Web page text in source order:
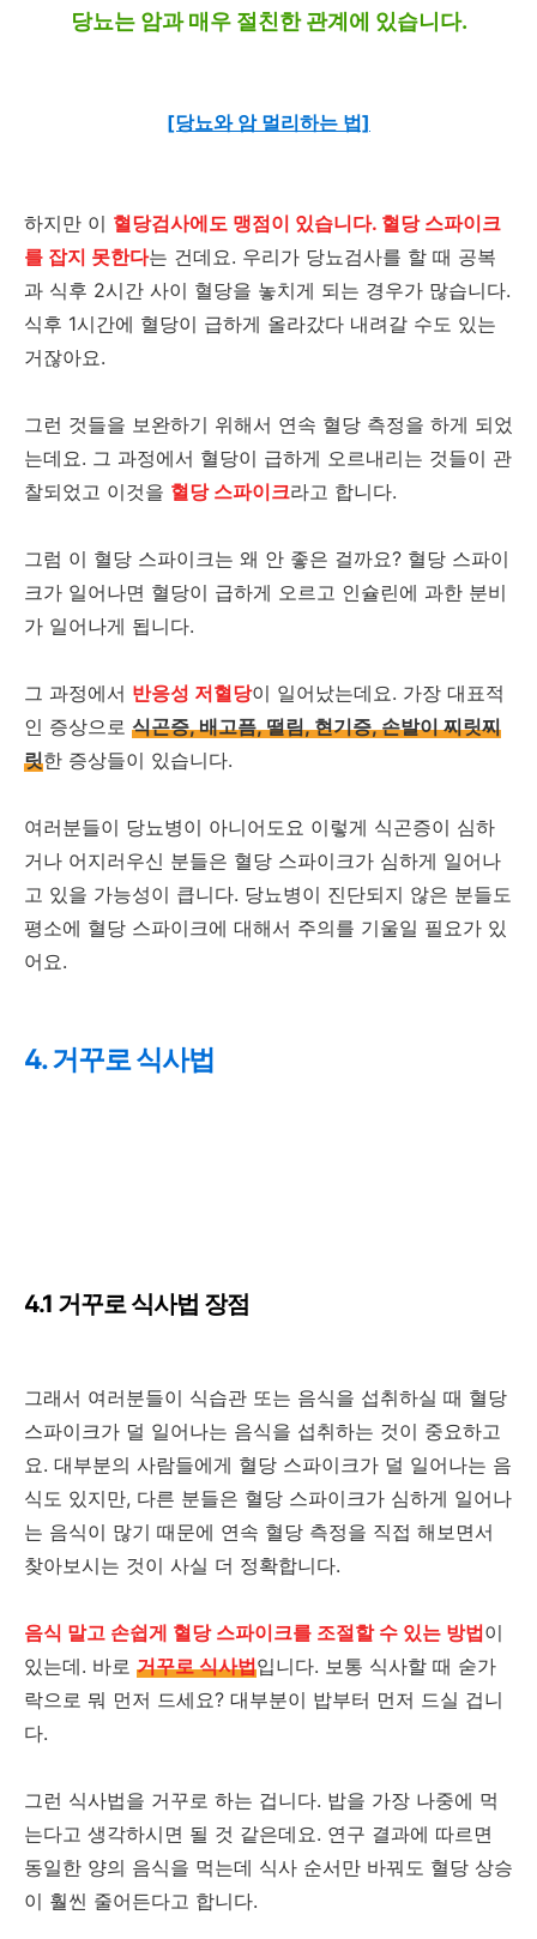
당뇨는 암과 매우 절친한 관계에 있습니다.
[당뇨와 암 멀리하는 법]
하지만 이 혈당검사에도 맹점이 있습니다. 혈당 스파이크
를 잡지 못한다는 건데요. 우리가 당뇨검사를 할 때 공복
과 식후 2시간 사이 혈당을 놓치게 되는 경우가 많습니다.
식후 1시간에 혈당이 급하게 올라갔다 내려갈 수도 있는
거잖아요.
그런 것들을 보완하기 위해서 연속 혈당 측정을 하게 되었
는데요. 그 과정에서 혈당이 급하게 오르내리는 것들이 관
찰되었고 이것을 혈당 스파이크라고 합니다.
그럼 이 혈당 스파이크는 왜 안 좋은 걸까요? 혈당 스파이
크가 일어나면 혈당이 급하게 오르고 인슐린에 과한 분비
가 일어나게 됩니다.
그 과정에서 반응성 저혈당이 일어났는데요. 가장 대표적
인 증상으로 식곤증, 배고픔, 떨림, 현기증, 손발이 찌릿찌
릿한 증상들이 있습니다.
여러분들이 당뇨병이 아니어도요 이렇게 식곤증이 심하
거나 어지러우신 분들은 혈당 스파이크가 심하게 일어나
고 있을 가능성이 큽니다. 당뇨병이 진단되지 않은 분들도
평소에 혈당 스파이크에 대해서 주의를 기울일 필요가 있
어요.
4. 거꾸로 식사법
4.1 거꾸로 식사법 장점
그래서 여러분들이 식습관 또는 음식을 섭취하실 때 혈당
스파이크가 덜 일어나는 음식을 섭취하는 것이 중요하고
요. 대부분의 사람들에게 혈당 스파이크가 덜 일어나는 음
식도 있지만, 다른 분들은 혈당 스파이크가 심하게 일어나
는 음식이 많기 때문에 연속 혈당 측정을 직접 해보면서
찾아보시는 것이 사실 더 정확합니다.
음식 말고 손쉽게 혈당 스파이크를 조절할 수 있는 방법이
있는데. 바로 거꾸로 식사법입니다. 보통 식사할 때 숟가
락으로 뭐 먼저 드세요? 대부분이 밥부터 먼저 드실 겁니
다.
그런 식사법을 거꾸로 하는 겁니다. 밥을 가장 나중에 먹
는다고 생각하시면 될 것 같은데요. 연구 결과에 따르면
동일한 양의 음식을 먹는데 식사 순서만 바꿔도 혈당 상승
이 훨씬 줄어든다고 합니다.